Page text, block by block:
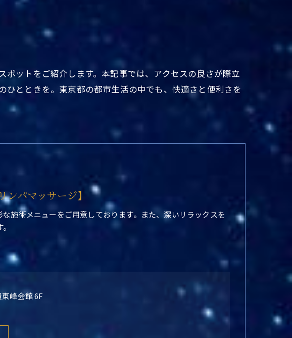
ットをご紹介します。本記事では、アクセスの良さが際立
とときを。東京都の都市生活の中でも、快適さと便利さを
パマッサージ】
施術メニューをご用意しております。また、深いリラックスを
峰会館 6F